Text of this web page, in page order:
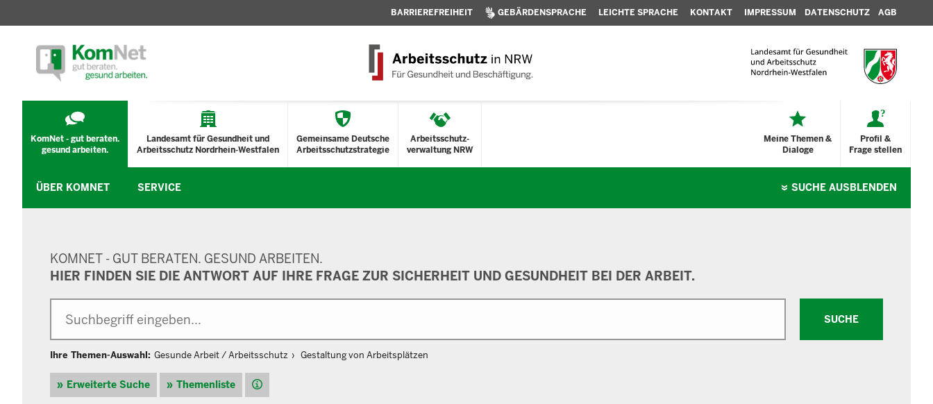
BARRIEREFREIHEIT GEBÄRDENSPRACHE LEICHTE SPRACHE KONTAKT IMPRESSUM DATENSCHUTZ AGB
KomNet - gut beraten.
gesund arbeiten.
Landesamt für Gesundheit und
Arbeitsschutz Nordrhein-Westfalen
Gemeinsame Deutsche
Arbeitsschutzstrategie
Arbeitsschutz-
verwaltung NRW
Profil &
Frage stellen
Meine Themen &
Dialoge
ÜBER KOMNET SERVICE SUCHE AUSBLENDEN
KOMNET - GUT BERATEN. GESUND ARBEITEN.
HIER FINDEN SIE DIE ANTWORT AUF IHRE FRAGE ZUR SICHERHEIT UND GESUNDHEIT BEI DER ARBEIT.
SUCHE
Ihre Themen-Auswahl: Gesunde Arbeit / Arbeitsschutz Gestaltung von Arbeitsplätzen
Erweiterte Suche Themenliste Hilfe